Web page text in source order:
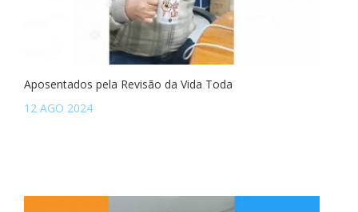
Aposentados pela Revisão da Vida Toda
12 AGO 2024